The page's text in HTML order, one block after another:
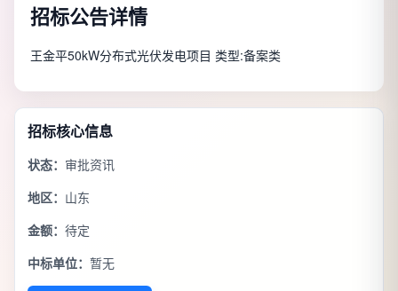
招标公告详情
王金平50kW分布式光伏发电项目 类型:备案类
招标核心信息
状态： 审批资讯
地区： 山东
金额： 待定
中标单位： 暂无